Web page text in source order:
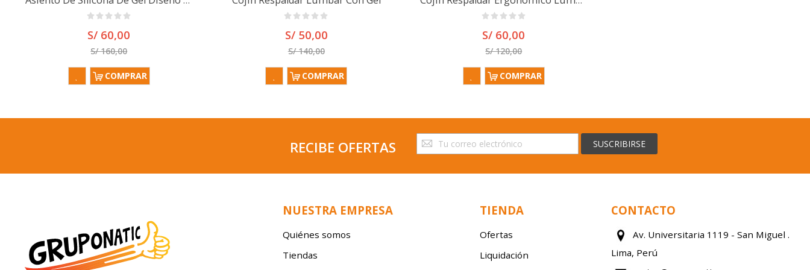
S/ 60,00
S/ 160,00
COMPRAR
S/ 50,00
S/ 140,00
COMPRAR
S/ 60,00
S/ 120,00
COMPRAR
RECIBE OFERTAS
Suscríbase
a
SUSCRIBIRSE
NUESTRA EMPRESA
Quiénes somos
Tiendas
TIENDA
Ofertas
Liquidación
CONTACTO
Av. Universitaria 1119 - San Miguel .
Lima, Perú